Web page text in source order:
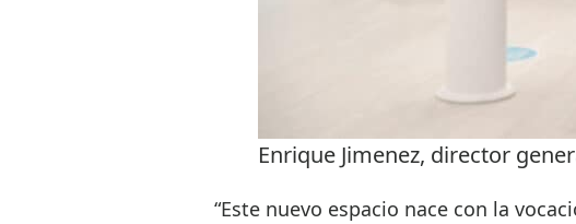
Enrique Jimenez, director
“Este nuevo espacio nace con la